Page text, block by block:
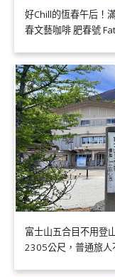
好Chill的恆春午后！
春文藝咖啡 肥春號
富士山五合目不用登
2305公尺，普通旅人